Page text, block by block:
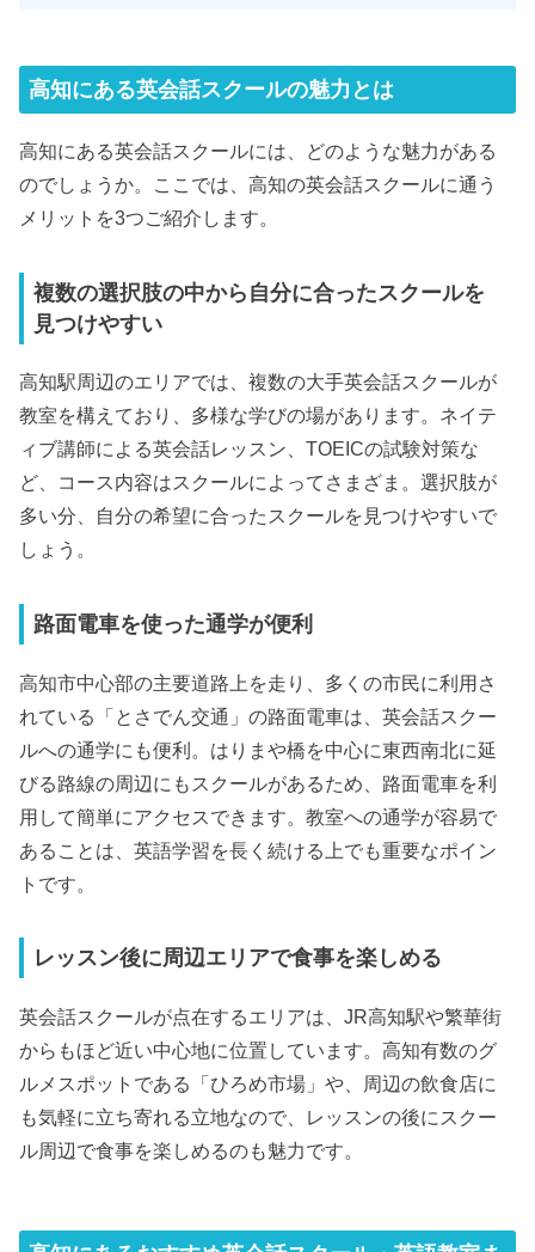
高知にある英会話スクールの魅力とは
高知にある英会話スクールには、どのような魅力がある
のでしょうか。ここでは、高知の英会話スクールに通う
メリットを3つご紹介します。
複数の選択肢の中から自分に合ったスクールを
見つけやすい
高知駅周辺のエリアでは、複数の大手英会話スクールが
教室を構えており、多様な学びの場があります。ネイテ
ィブ講師による英会話レッスン、TOEICの試験対策な
ど、コース内容はスクールによってさまざま。選択肢が
多い分、自分の希望に合ったスクールを見つけやすいで
しょう。
路面電車を使った通学が便利
高知市中心部の主要道路上を走り、多くの市民に利用さ
れている「とさでん交通」の路面電車は、英会話スクー
ルへの通学にも便利。はりまや橋を中心に東西南北に延
びる路線の周辺にもスクールがあるため、路面電車を利
用して簡単にアクセスできます。教室への通学が容易で
あることは、英語学習を長く続ける上でも重要なポイン
トです。
レッスン後に周辺エリアで食事を楽しめる
英会話スクールが点在するエリアは、JR高知駅や繁華街
からもほど近い中心地に位置しています。高知有数のグ
ルメスポットである「ひろめ市場」や、周辺の飲食店に
も気軽に立ち寄れる立地なので、レッスンの後にスクー
ル周辺で食事を楽しめるのも魅力です。